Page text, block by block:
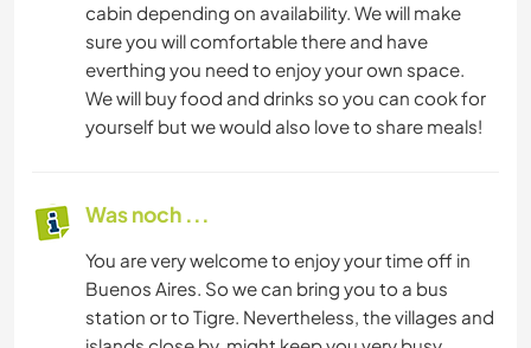
cabin depending on availability. We will make
sure you will comfortable there and have
everthing you need to enjoy your own space.
We will buy food and drinks so you can cook for
yourself but we would also love to share meals!
Was noch ...
You are very welcome to enjoy your time off in
Buenos Aires. So we can bring you to a bus
station or to Tigre. Nevertheless, the villages and